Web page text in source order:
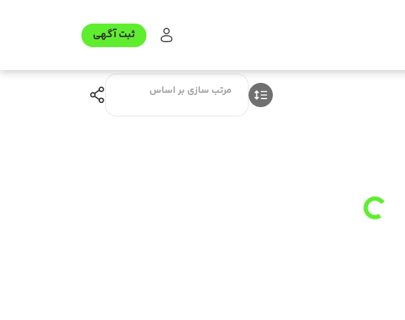
ثبت آگهی
مرتب سازی بر اساس
Lo
...